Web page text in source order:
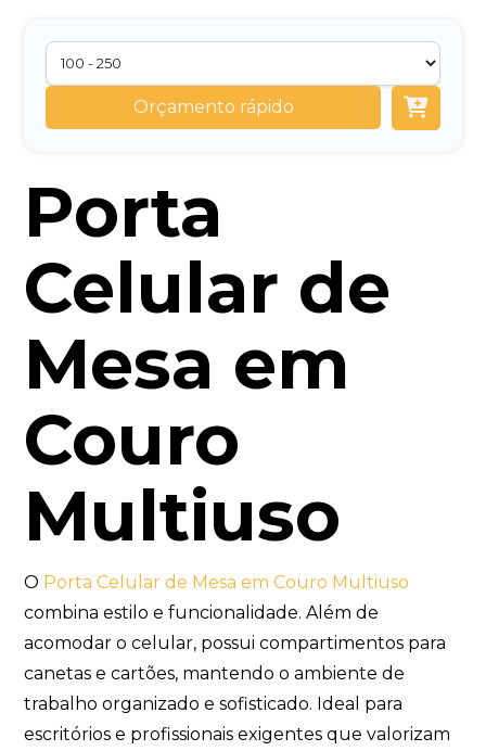
Orçamento rápido
Porta
Celular de
Mesa em
Couro
Multiuso
O Porta Celular de Mesa em Couro Multiuso
combina estilo e funcionalidade. Além de
acomodar o celular, possui compartimentos para
canetas e cartões, mantendo o ambiente de
trabalho organizado e sofisticado. Ideal para
escritórios e profissionais exigentes que valorizam